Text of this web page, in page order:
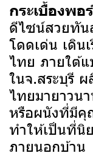
กระเบื้องพ
ดีไซน์สวยทัน
โดดเด่น เดิน
ไทย ภายใต้แ
ในจ.สระบุรี
ไทยมายาวน
หรือผนังที่มีคุ
ทำให้เป็นที่นิ
ภายนอกบ้าน